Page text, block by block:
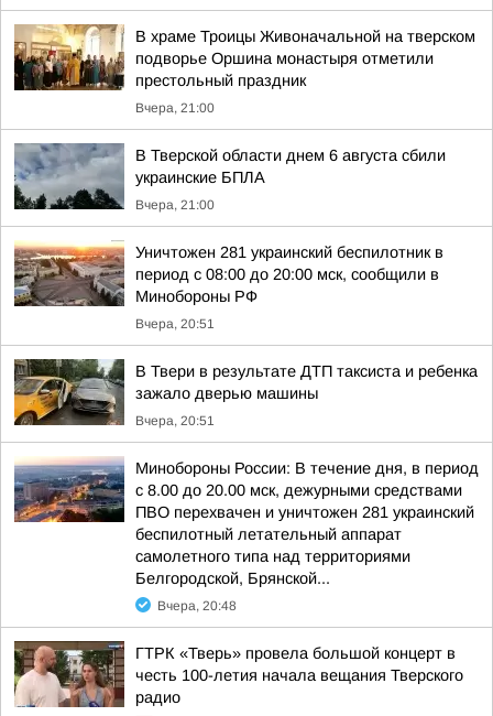
В храме Троицы Живоначальной на тверском
подворье Оршина монастыря отметили
престольный праздник
Вчера, 21:00
В Тверской области днем 6 августа сбили
украинские БПЛА
Вчера, 21:00
Уничтожен 281 украинский беспилотник в
период с 08:00 до 20:00 мск, сообщили в
Минобороны РФ
Вчера, 20:51
В Твери в результате ДТП таксиста и ребенка
зажало дверью машины
Вчера, 20:51
Минобороны России: В течение дня, в период
с 8.00 до 20.00 мск, дежурными средствами
ПВО перехвачен и уничтожен 281 украинский
беспилотный летательный аппарат
самолетного типа над территориями
Белгородской, Брянской...
Вчера, 20:48
ГТРК «Тверь» провела большой концерт в
честь 100-летия начала вещания Тверского
радио